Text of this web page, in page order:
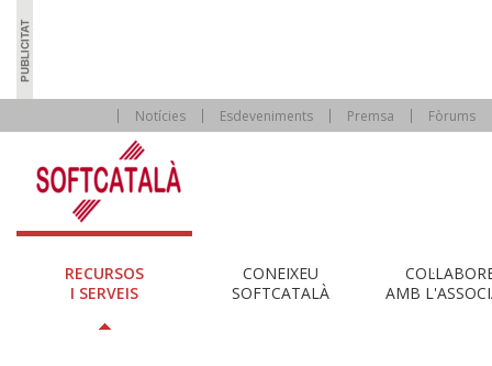
Notícies Esdeveniments Premsa Fòrums
RECURSOS
I SERVEIS
CONEIXEU
SOFTCATALÀ
AMB